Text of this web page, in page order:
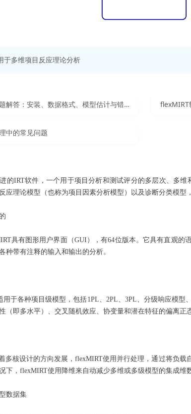
于多维项目反应理论分析
flexMIRT常见问题解答：安装、数据格式、模型估计与错误处理 flexMIRT
中的常见问题
的IRT软件，一个用于项目分析和测试评分的多层次、多
应理论模型（也称为项目因素分析模型）以及诊断分类模型
具有图形用户界面（GUI），有64位版本。它具有直观
种带有注释的输入和输出的分析。
用于各种项目级模型，包括1PL、2PL、3PL、分级响应模
（即多水平）、交叉随机效应、协变量和潜在特征的偏离正
多核设计的方向发展，flexMIRT使用并行处理，通过将负
下，flexMIRT使用降维来自动减少多维或多级模型的集成维
数据集